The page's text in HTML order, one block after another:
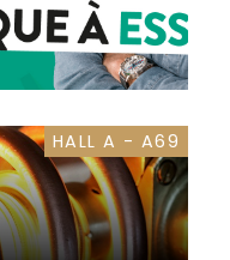
HALL A - A69